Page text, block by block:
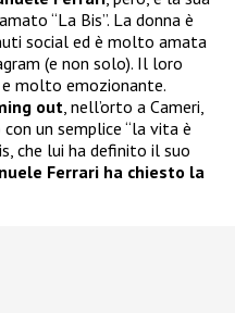
“La Bis”. La donna è
social ed è molto amata
(e non solo). Il loro
molto emozionante.
out, nell’orto a Cameri,
un semplice “la vita è
che lui ha definito il suo
Ferrari ha chiesto la